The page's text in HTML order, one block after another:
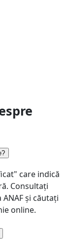
care indică
Consultați
și căutați
online.